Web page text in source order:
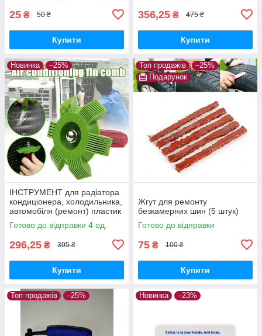
25 ₴ 50 ₴
Купити
356,25 ₴ 475 ₴
Купити
Новинка –25%
ІНСТРУМЕНТ для радіатора
кондиціонера, холодильника,
автомобіля (ремонт) пластик
Готово до відправки 4 од.
296,25 ₴ 395 ₴
Купити
Топ продажів
–25%
Подарунок
Жгут для ремонту
безкамерних шин (5 штук)
Готово до відправки
75 ₴ 100 ₴
Купити
Топ продажів –25% Новинка –23%